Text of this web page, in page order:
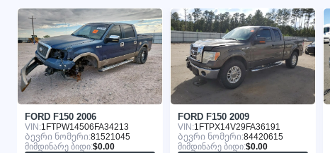
FORD F150 2006
VIN:1FTPW14506FA34213
Ბევრი ნომერი:81521045
მიმდინარე ბიდი:$0.00
FORD F150 2009
VIN:1FTPX14V29FA36191
Ბევრი ნომერი:84420615
მიმდინარე ბიდი:$0.00